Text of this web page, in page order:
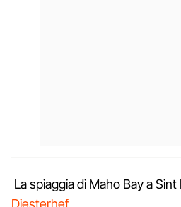
La spiaggia di Maho Bay a
Diesterhef